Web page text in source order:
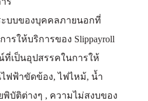
ะบบของบุคคลภายนอกที่
ารให้บริการของ Slippayroll
ที่เป็นอุปสรรคในการให้
ฟฟ้าขัดข้อง, ไฟไหม้, น้ำ
บัติต่างๆ , ความไม่สงบของ